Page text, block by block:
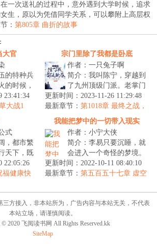
一次送礼的过程中，意外遇到大学时候，追求
生，原以为凭借同学关系，可以攀附上高层权
： 第805章 曲折的故事
大官
的特种兵
的时候，
死在重病
身上。但
23:41:34
大战1
宗门里除了我都是卧底
作者：一只兔子啊
简介：我叫陈宁，穿越到
了九州顶级门派。老掌门
仙逝前把掌门之位传给了
我。还告诉了我一系列爆
炸消息。“...
更新时间：2023-11-26 11:29:48
最新章节： 第1018章 最终之战，
证道成帝！
式
，都市繁
天下，既
心。
你好，我
22:05:26
福健康快
我能把梦中的一切带入现实
作者：小宁大侠
简介：李易只要沉睡，就
会进入一个奇怪的梦境。
每次入梦都是一段神奇的
经历，在梦境中，他获得
更新时间：2022-10-11 08:40:10
最新章节： 第五百五十七章 虚空
三方接入，非本站所为，广告内容与本站无关，不代表
本站立场，请谨慎阅读。
© 2020 飞阅读书网 All Rights Reserved.kk
SiteMap